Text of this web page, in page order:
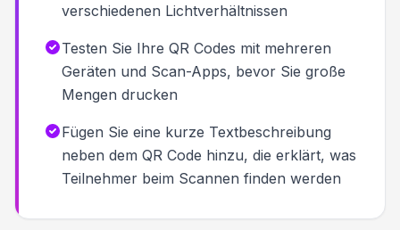
verschiedenen Lichtverhältnissen
Testen Sie Ihre QR Codes mit mehreren
Geräten und Scan-Apps, bevor Sie große
Mengen drucken
Fügen Sie eine kurze Textbeschreibung
neben dem QR Code hinzu, die erklärt, was
Teilnehmer beim Scannen finden werden